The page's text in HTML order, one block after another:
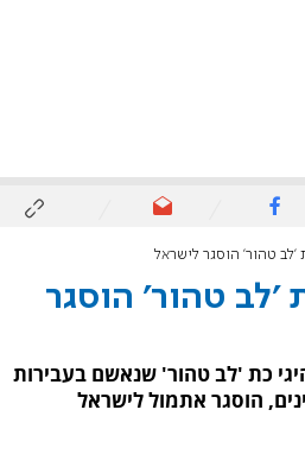
טהור' הוסגר לישראל
'לב טהור' הוסגר
כת 'לב טהור' שנאשם בעבירות
הוסגר אתמול לישראל